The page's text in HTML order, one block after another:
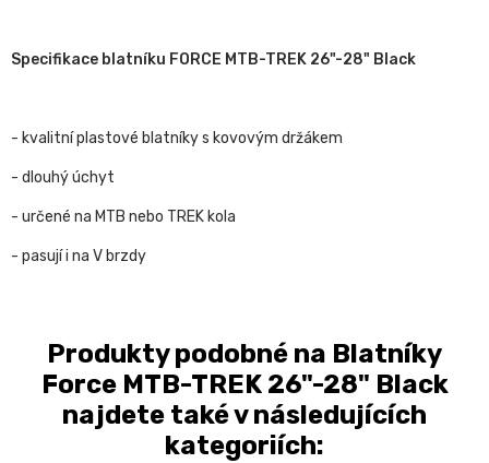
Specifikace blatníku FORCE MTB-TREK 26"-28" Black
- kvalitní plastové blatníky s kovovým držákem
- dlouhý úchyt
- určené na MTB nebo TREK kola
- pasují i na V brzdy
Produkty podobné na Blatníky
Force MTB-TREK 26"-28" Black
najdete také v následujících
kategoriích: